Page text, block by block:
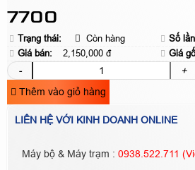
7700
Trạng thái: Còn hàng Số
Giá bán:
2,150,000 đ Giá
-
+
Thêm vào giỏ hàng
LIÊN HỆ VỚI KINH DOANH ONLINE
Máy bộ & Máy trạm : 0938.522.711